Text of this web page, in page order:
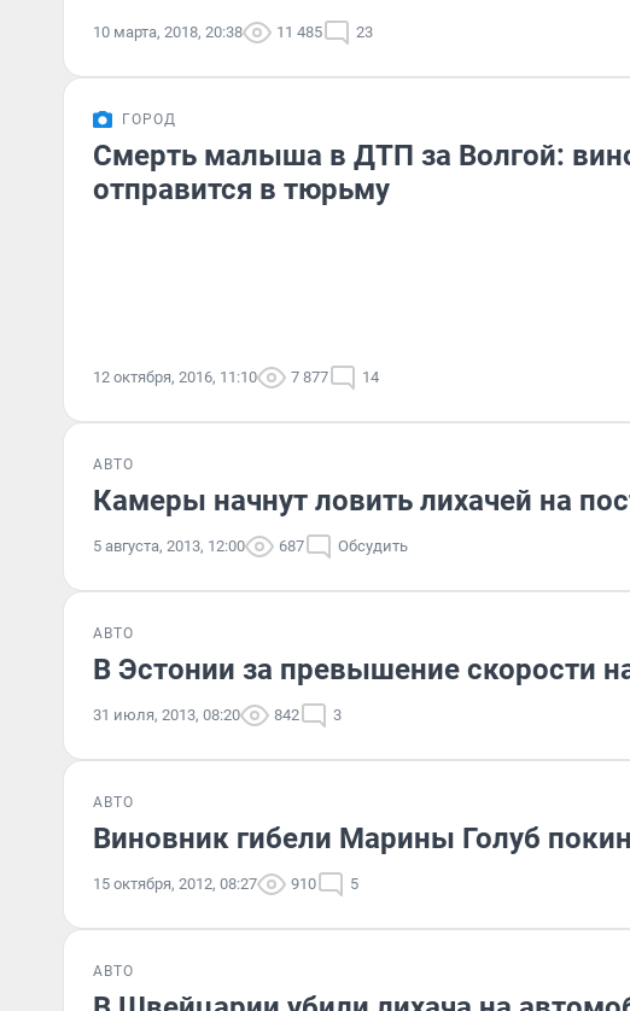
10 марта, 2018, 20:38 11 485 23
ГОРОД
Смерть малыша в ДТП за Волгой:
отправится в тюрьму
12 октября, 2016, 11:10 7 877 14
АВТО
Камеры начнут ловить лихачей на
5 августа, 2013, 12:00 687 Обсудить
АВТО
В Эстонии за превышение скорости
31 июля, 2013, 08:20 842 3
АВТО
Виновник гибели Марины Голуб
15 октября, 2012, 08:27 910 5
АВТО